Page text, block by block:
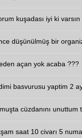
kuşadası iyi ki varsın
düşünülmüş bir
açan yok acaba ???
basvurusu yaptim 2
cüzdanını
saat 10 civarı 5